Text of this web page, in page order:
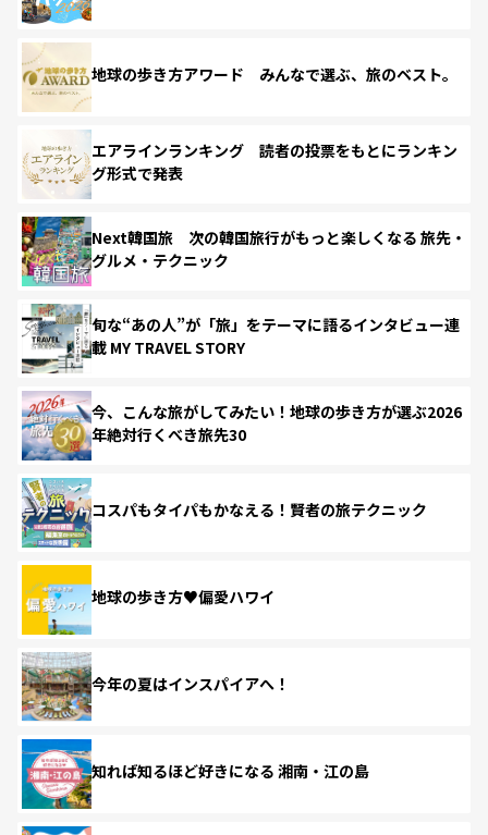
地球の歩き方アワード みんなで選ぶ、旅のベスト。
エアラインランキング 読者の投票をもとにランキン
グ形式で発表
Next韓国旅 次の韓国旅行がもっと楽しくなる 旅先・
グルメ・テクニック
旬な“あの人”が「旅」をテーマに語るインタビュー連
載 MY TRAVEL STORY
今、こんな旅がしてみたい！地球の歩き方が選ぶ2026
年絶対行くべき旅先30
コスパもタイパもかなえる！賢者の旅テクニック
地球の歩き方♥偏愛ハワイ
今年の夏はインスパイアへ！
知れば知るほど好きになる 湘南・江の島